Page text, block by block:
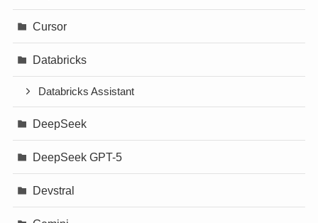
Cursor
Databricks
Databricks Assistant
DeepSeek
DeepSeek GPT-5
Devstral